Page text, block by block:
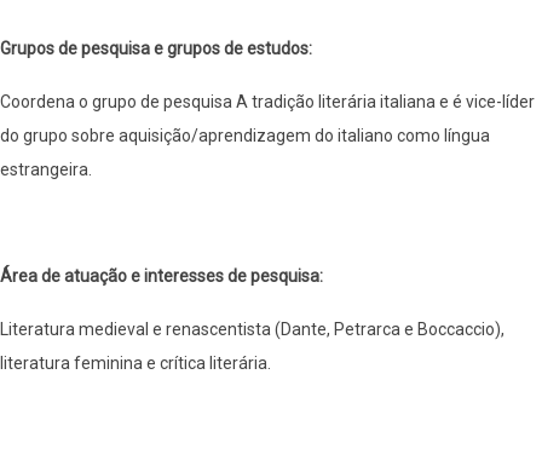
Grupos de pesquisa e grupos de estudos:
Coordena o grupo de pesquisa A tradição literária italiana e é vice-líder
do grupo sobre aquisição/aprendizagem do italiano como língua
estrangeira.
Área de atuação e interesses de pesquisa:
Literatura medieval e renascentista (Dante, Petrarca e Boccaccio),
literatura feminina e crítica literária.